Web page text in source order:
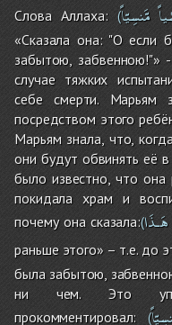
Слова Аллаха:(مَّنسِيّاً
«Сказала она: "О если
забытою, забвенною!"»
случае тяжких
себе смерти. Марьям
посредством этого
Марьям знала, что,
они будут обвинять её
было известно, что она
покидала храм и
почему она сказала:(هَـذَا
раньше этого» – т.е. до
была забытою,
ни чем. Это
прокомментировал: (